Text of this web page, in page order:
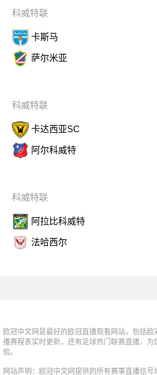
科威特联
卡斯马
萨尔米亚
科威特联
卡达西亚SC
阿尔科威特
科威特联
阿拉比科威特
法哈西尔
欧冠中文网是最好的欧冠直播观看网站，包括
播赛程表实时更新，还有足球热门联赛直播，
验。
网站声明：欧冠中文网提供的所有赛事直播信